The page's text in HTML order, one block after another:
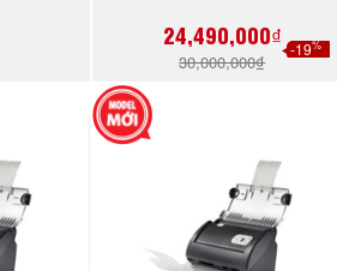
24,490,000₫
30,000,000₫
-19%